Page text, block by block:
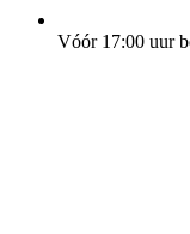
Vóór 17:00 uur